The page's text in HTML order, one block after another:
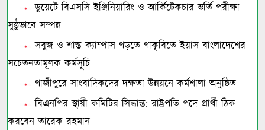
ডুয়েটে বিএসসি ইঞ্জিনিয়ারিং ও আর্কিটেকচার ভর্তি পরীক্ষা
সুষ্ঠুভাবে সম্পন্ন
সবুজ ও শান্ত ক্যাম্পাস গড়তে গাকৃবিতে ইয়াস বাংলাদেশের
সচেতনতামূলক কর্মসূচি
গাজীপুরে সাংবাদিকদের দক্ষতা উন্নয়নে কর্মশালা অনুষ্ঠিত
বিএনপির স্থায়ী কমিটির সিদ্ধান্ত: রাষ্ট্রপতি পদে প্রার্থী ঠিক
করবেন তারেক রহমান